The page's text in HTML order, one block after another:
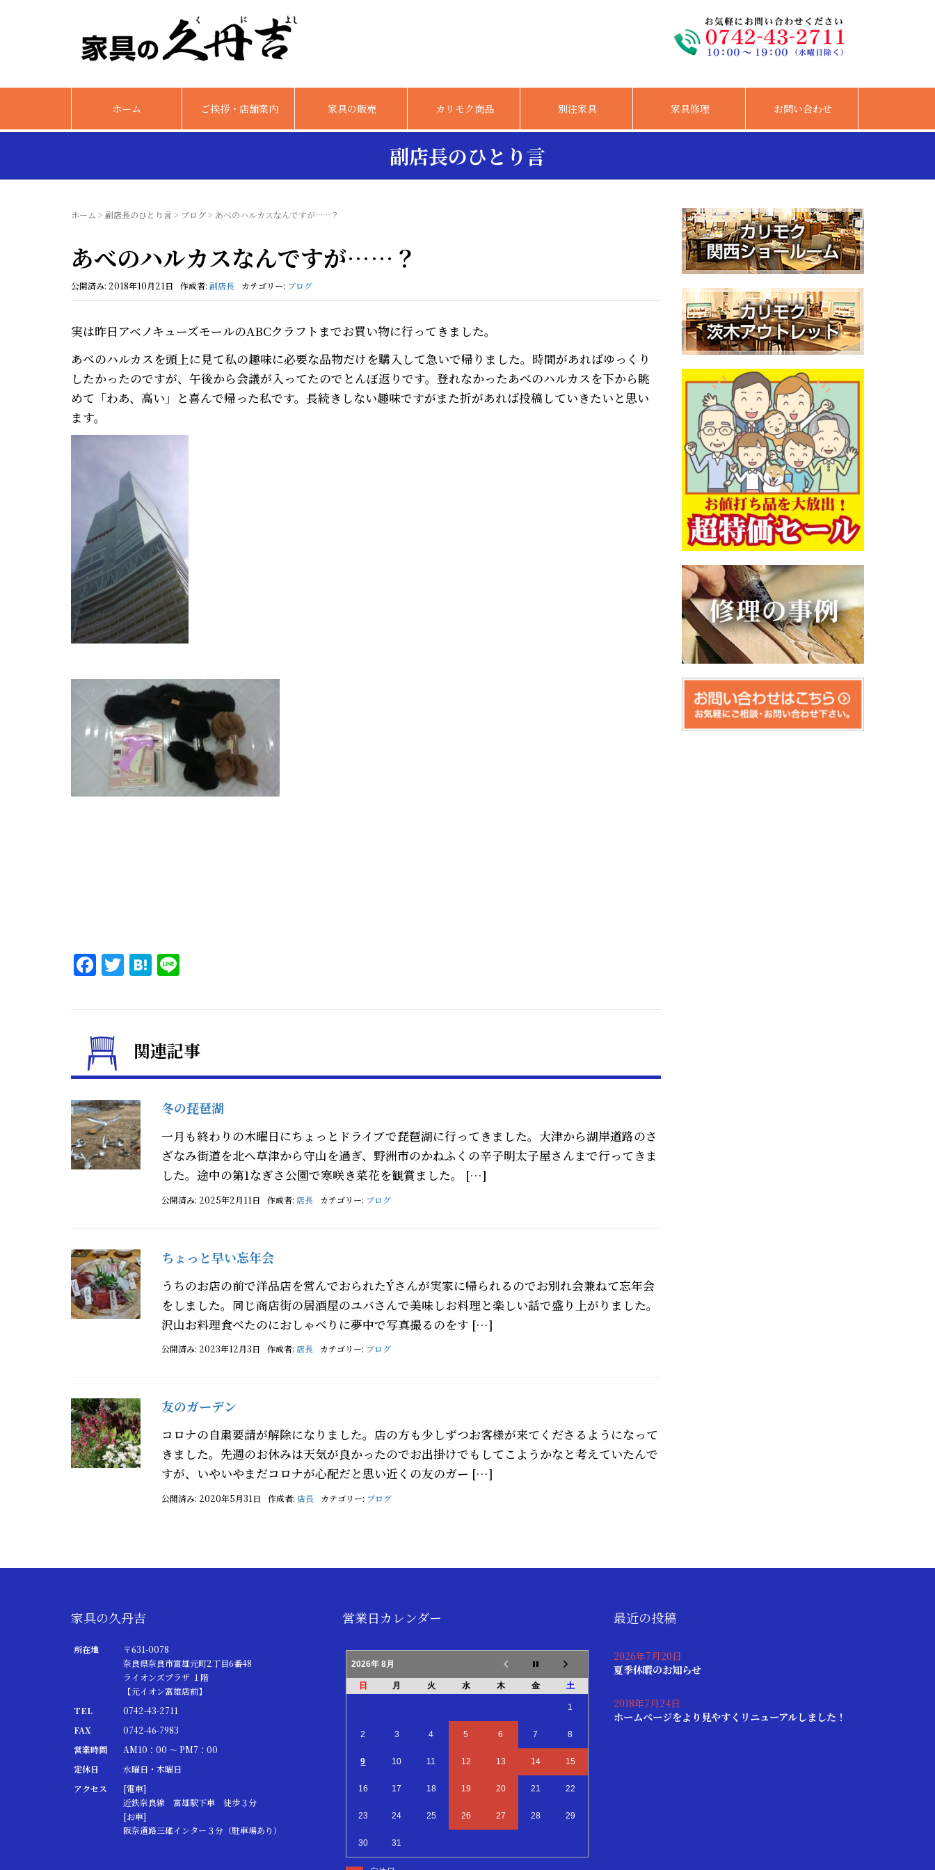
ホーム ご挨拶・店舗案内 家具の販売 カリモク商品 別注家具 家具修理 お問い合わせ
副店長のひとり言
ホーム > 副店長のひとり言> ブログ> あべのハルカスなんですが……？
あべのハルカスなんですが……？
公開済み: 2018年10月21日 作成者: 副店長 カテゴリー: ブログ
実は昨日アベノキューズモールのABCクラフトまでお買い物に行ってきました。
あべのハルカスを頭上に見て私の趣味に必要な品物だけを購入して急いで帰りました。時間があればゆっくり
したかったのですが、午後から会議が入ってたのでとんぼ返りです。登れなかったあべのハルカスを下から眺
めて「わあ、高い」と喜んで帰った私です。長続きしない趣味ですがまた折があれば投稿していきたいと思い
ます。
Facebook
TwitterHatena
関連記事
冬の琵琶湖
一月も終わりの木曜日にちょっとドライブで琵琶湖に行ってきました。大津から湖岸道路のさ
ざなみ街道を北へ草津から守山を過ぎ、野洲市のかねふくの辛子明太子屋さんまで行ってきま
した。途中の第1なぎさ公園で寒咲き菜花を観賞ました。 […]
公開済み: 2025年2月11日 作成者: 店長 カテゴリー: ブログ
ちょっと早い忘年会
うちのお店の前で洋品店を営んでおられたÝさんが実家に帰られるのでお別れ会兼ねて忘年会
をしました。同じ商店街の居酒屋のユバさんで美味しお料理と楽しい話で盛り上がりました。
沢山お料理食べたのにおしゃべりに夢中で写真撮るのをす […]
公開済み: 2023年12月3日 作成者: 店長 カテゴリー: ブログ
友のガーデン
コロナの自粛要請が解除になりました。店の方も少しずつお客様が来てくださるようになって
きました。先週のお休みは天気が良かったのでお出掛けでもしてこようかなと考えていたんで
すが、いやいやまだコロナが心配だと思い近くの友のガー […]
公開済み: 2020年5月31日 作成者: 店長 カテゴリー: ブログ
家具の久丹吉
所在地
〒631-0078
奈良県奈良市富雄元町2丁目6番48
ライオンズプラザ １階
【元イオン富雄店前】
TEL
0742-43-2711
FAX
0742-46-7983
営業時間
AM10：00 ～ PM7：00
定休日
水曜日・木曜日
アクセス
[電車]
近鉄奈良線 富雄駅下車 徒歩３分
[お車]
阪奈道路三碓インター３分（駐車場あり）
営業日カレンダー
2026年 8月
日 月 火 水 木 金 土
1
2 3 4 5 6 7 8
9 10 11 12 13 14 15
16 17 18 19 20 21 22
23 24 25 26 27 28 29
30 31
最近の投稿
2026年7月20日
夏季休暇のお知らせ
2018年7月24日
ホームページをより見やすくリニューアルしました！